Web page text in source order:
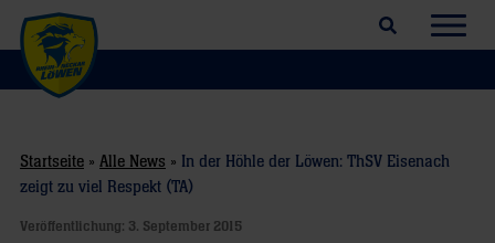
Suchfeld öffnen
Startseite » Alle News » In der Höhle der Löwen: ThSV Eisenach
zeigt zu viel Respekt (TA)
Veröffentlichung: 3. September 2015